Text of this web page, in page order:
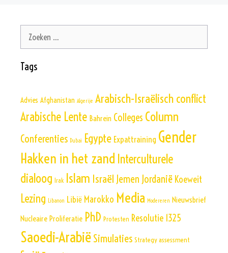
naar:
Tags
Advies Afghanistan Algerije Arabisch-Israëlisch conflict
Arabische Lente Bahrein Colleges Column
Conferenties Dubai Egypte Expattraining Gender
Hakken in het zand Interculturele
dialoog Irak Islam Israël Jemen Jordanië Koeweit
Lezing Libanon Libië Marokko Media Modereren Nieuwsbrief
Nucleaire Proliferatie PhD Protesten Resolutie 1325
Saoedi-ArabiëSimulaties Strategy assessment